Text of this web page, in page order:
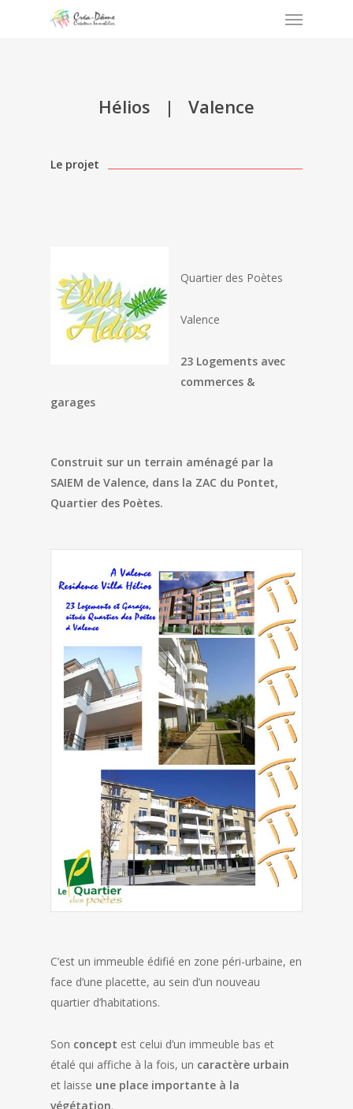
Menu
Hélios | Valence
Le projet
Quartier des Poètes
Valence
23 Logements avec
commerces &
garages
Construit sur un terrain aménagé par la
SAIEM de Valence, dans la ZAC du Pontet,
Quartier des Poètes.
C’est un immeuble édifié en zone péri-urbaine, en
face d’une placette, au sein d’un nouveau
quartier d’habitations.
Son concept est celui d’un immeuble bas et
étalé qui affiche à la fois, un caractère urbain
et laisse une place importante à la
végétation.